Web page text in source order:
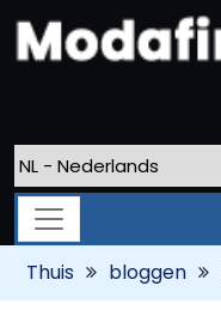
Thuis bloggen